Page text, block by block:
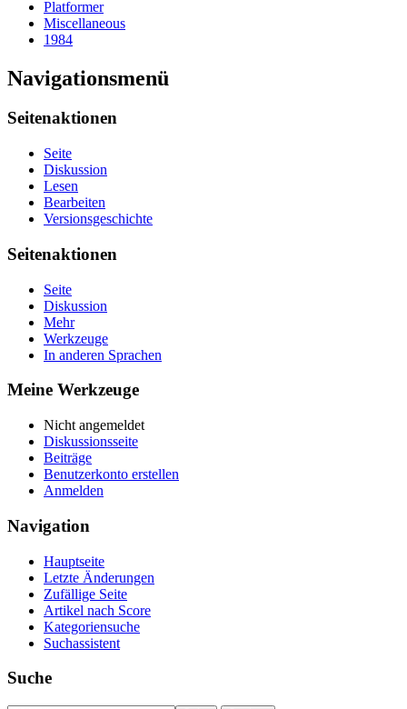
Platformer
Miscellaneous
1984
Navigationsmenü
Seitenaktionen
Seite
Diskussion
Lesen
Bearbeiten
Versionsgeschichte
Seitenaktionen
Seite
Diskussion
Mehr
Werkzeuge
In anderen Sprachen
Meine Werkzeuge
Nicht angemeldet
Diskussionsseite
Beiträge
Benutzerkonto erstellen
Anmelden
Navigation
Hauptseite
Letzte Änderungen
Zufällige Seite
Artikel nach Score
Kategoriensuche
Suchassistent
Suche